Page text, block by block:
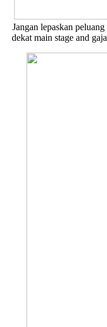
Jangan lepaskan
dekat main stage and